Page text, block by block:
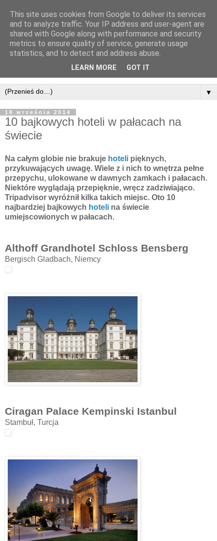
▼
18 września 2014
10 bajkowych hoteli w pałacach na
świecie
Na całym globie nie brakuje hoteli pięknych,
przykuwających uwagę. Wiele z i nich to wnętrza pełne
przepychu, ulokowane w dawnych zamkach i pałacach.
Niektóre wyglądają przepięknie, wręcz zadziwiająco.
Tripadvisor wyróżnił kilka takich miejsc. Oto 10
najbardziej bajkowych hoteli na świecie
umiejscowionych w pałacach.
Althoff Grandhotel Schloss Bensberg
Bergisch Gladbach, Niemcy
Ciragan Palace Kempinski Istanbul
Stambuł, Turcja
This site uses cookies from Google to deliver its services
and to analyze traffic. Your IP address and user-agent are
shared with Google along with performance and security
metrics to ensure quality of service, generate usage
statistics, and to detect and address abuse.
LEARN MORE GOT IT